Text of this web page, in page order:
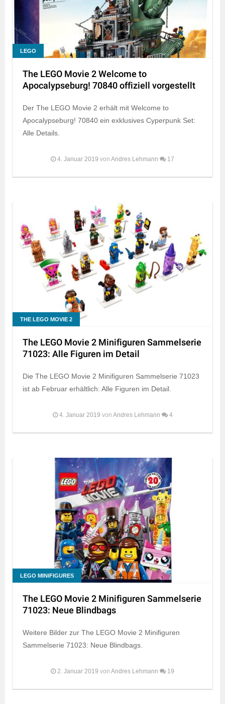
LEGO
The LEGO Movie 2 Welcome to
Apocalypseburg! 70840 offiziell vorgestellt
Der The LEGO Movie 2 erhält mit Welcome to
Apocalypseburg! 70840 ein exklusives Cyperpunk Set:
Alle Details.
4. Januar 2019 von Andres Lehmann 17
THE LEGO MOVIE 2
The LEGO Movie 2 Minifiguren Sammelserie
71023: Alle Figuren im Detail
Die The LEGO Movie 2 Minifiguren Sammelserie 71023
ist ab Februar erhältlich: Alle Figuren im Detail.
4. Januar 2019 von Andres Lehmann 4
LEGO MINIFIGURES
The LEGO Movie 2 Minifiguren Sammelserie
71023: Neue Blindbags
Weitere Bilder zur The LEGO Movie 2 Minifiguren
Sammelserie 71023: Neue Blindbags.
2. Januar 2019 von Andres Lehmann 19